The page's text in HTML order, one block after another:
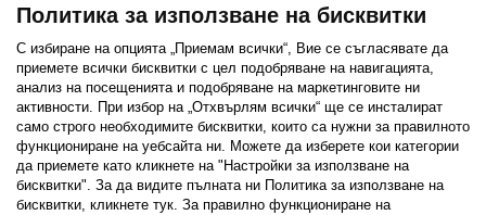
Последвайте ни:
FacebookTwitterYoutubePinterestInstagram
Политика за използване на бисквитки
С избиране на опцията „Приемам всички“, Вие се съгласявате да
приемете всички бисквитки с цел подобряване на навигацията,
анализ на посещенията и подобряване на маркетинговите ни
активности. При избор на „Отхвърлям всички“ ще се инсталират
само строго необходимитe бисквитки, които са нужни за правилното
функциониране на уебсайта ни. Можете да изберете кои категории
да приемете като кликнете на "Настройки за използване на
бисквитки". За да видите пълната ни Политика за използване на
бисквитки, кликнете тук. За правилно функциониране на